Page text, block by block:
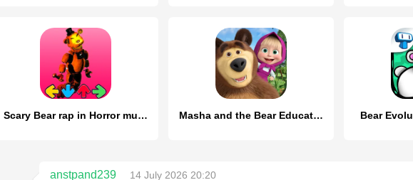
Scary Bear rap in Horror music Masha and the Bear Educational Bear
anstpand239 14 July 2026 20:20